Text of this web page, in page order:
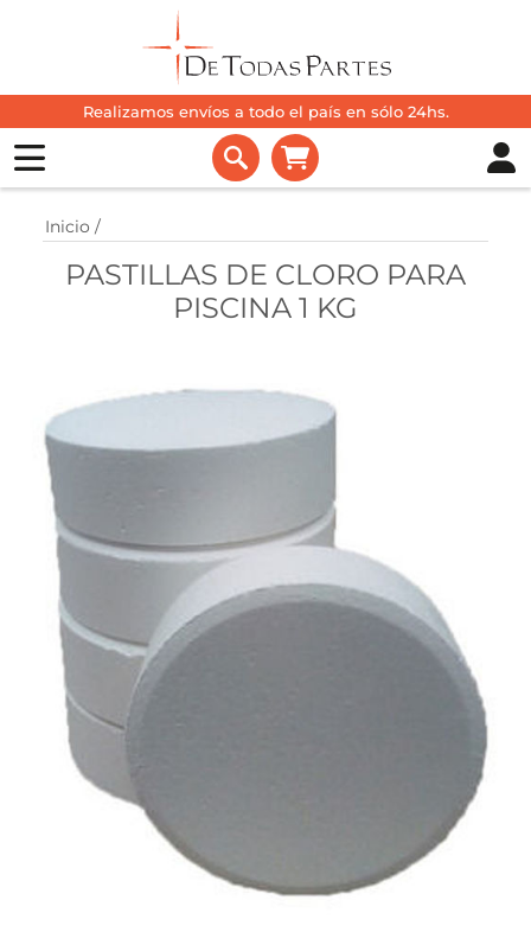
Realizamos envíos a todo el país en sólo 24hs.
Inicio /
PASTILLAS DE CLORO PARA
PISCINA 1 KG